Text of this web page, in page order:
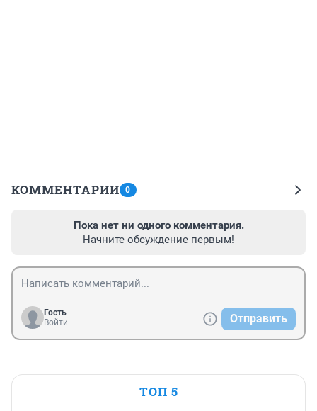
КОММЕНТАРИИ 0
Пока нет ни одного комментария.
Начните обсуждение первым!
Гость
Войти
Отправить
ТОП 5